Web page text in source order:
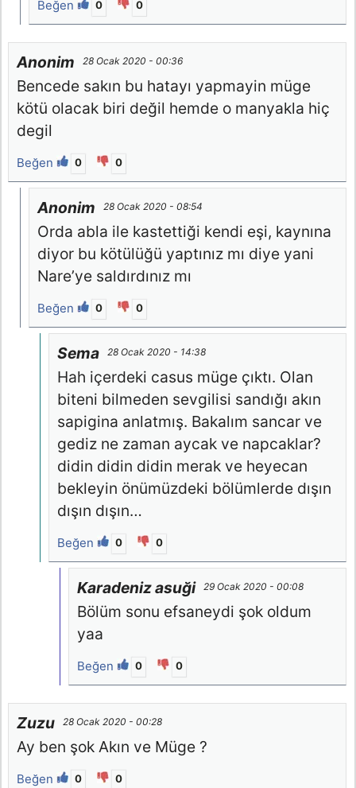
Beğen 0 0
Anonim 28 Ocak 2020 - 00:36
Bencede sakın bu hatayı yapmayin müge
kötü olacak biri değil hemde o manyakla hiç
degil
Beğen 0 0
Anonim 28 Ocak 2020 - 08:54
Orda abla ile kastettiği kendi eşi, kaynına
diyor bu kötülüğü yaptınız mı diye yani
Nare’ye saldırdınız mı
Beğen 0 0
Sema 28 Ocak 2020 - 14:38
Hah içerdeki casus müge çıktı. Olan
biteni bilmeden sevgilisi sandığı akın
sapigina anlatmış. Bakalım sancar ve
gediz ne zaman aycak ve napcaklar?
didin didin didin merak ve heyecan
bekleyin önümüzdeki bölümlerde dışın
dışın dışın…
Beğen 0 0
Karadeniz asuği 29 Ocak 2020 - 00:08
Bölüm sonu efsaneydi şok oldum
yaa
Beğen 0 0
Zuzu 28 Ocak 2020 - 00:28
Ay ben şok Akın ve Müge ?
Beğen 0 0